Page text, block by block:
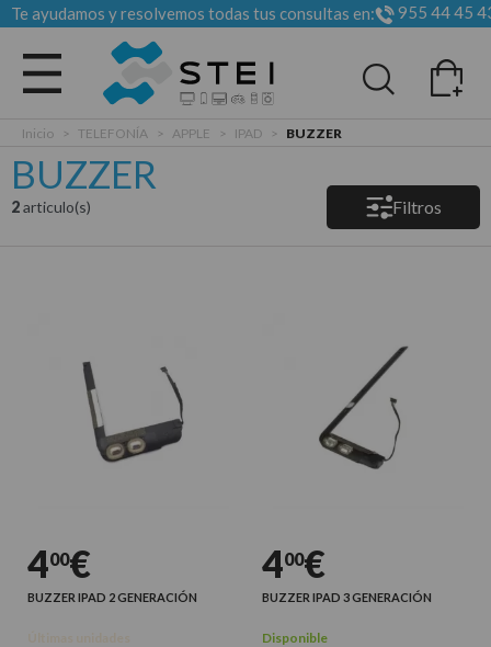
Te ayudamos y resolvemos todas tus consultas en: 955 44 45
Todas las categorias
Inicio > TELEFONÍA > APPLE > IPAD > BUZZER
BUZZER
2articulo(s) Filtros
400€
BUZZER IPAD 2 GENERACIÓN
400€
BUZZER IPAD 3 GENERACIÓN
Disponible